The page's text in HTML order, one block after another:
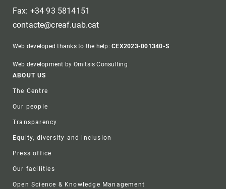
Fax: +34 93 5814151
contacte@creaf.uab.cat
Web developed thanks to the help:CEX2023-001340-S
Web development by Omitsis Consulting
Footer
ABOUT US
The Centre
Our people
Transparency
Equity, diversity and inclusion
Press office
Our facilities
Open Science & Knowledge Management